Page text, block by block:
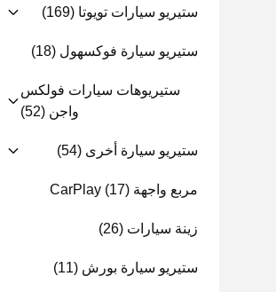
ستيريو سيارات تويوتا (169)
ستيريو سيارة فوكسهول (18)
ستيريوهات سيارات فولكس
واجن (52)
ستيريو سيارة أخرى (54)
مربع واجهة CarPlay (17)
زينة سيارات (26)
ستيريو سيارة بورش (11)